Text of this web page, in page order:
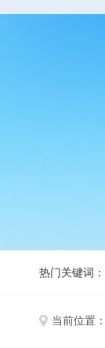
热门关键词：
当前位置：